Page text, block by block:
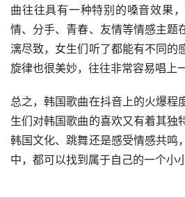
曲往往具有一种特别的嗓音效果
情、分手、青春、友情等情感主题
漓尽致，女生们听了都能有不同的
旋律也很美妙，往往非常容易唱上
总之，韩国歌曲在抖音上的火爆程
生们对韩国歌曲的喜欢又有着其独
韩国文化、跳舞还是感受情感共鸣
中，都可以找到属于自己的一个小